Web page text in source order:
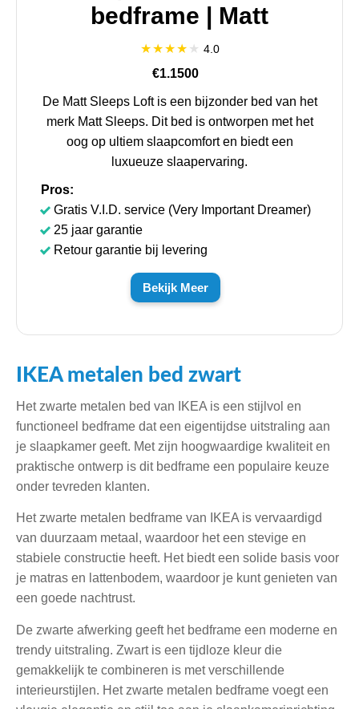
bedframe | Matt
4.0
€1.1500
De Matt Sleeps Loft is een bijzonder bed van het
merk Matt Sleeps. Dit bed is ontworpen met het
oog op ultiem slaapcomfort en biedt een
luxueuze slaapervaring.
Pros:
Gratis V.I.D. service (Very Important Dreamer)
25 jaar garantie
Retour garantie bij levering
Bekijk Meer
IKEA metalen bed zwart
Het zwarte metalen bed van IKEA is een stijlvol en
functioneel bedframe dat een eigentijdse uitstraling aan
je slaapkamer geeft. Met zijn hoogwaardige kwaliteit en
praktische ontwerp is dit bedframe een populaire keuze
onder tevreden klanten.
Het zwarte metalen bedframe van IKEA is vervaardigd
van duurzaam metaal, waardoor het een stevige en
stabiele constructie heeft. Het biedt een solide basis voor
je matras en lattenbodem, waardoor je kunt genieten van
een goede nachtrust.
De zwarte afwerking geeft het bedframe een moderne en
trendy uitstraling. Zwart is een tijdloze kleur die
gemakkelijk te combineren is met verschillende
interieurstijlen. Het zwarte metalen bedframe voegt een